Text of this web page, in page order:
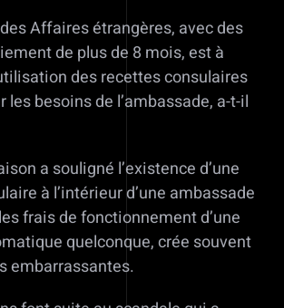
Affaires étrangères, avec des
de plus de 8 mois, est à
des recettes consulaires
les besoins de l’ambassade, a-t-il
a souligné l’existence d’une
à l’intérieur d’une ambassade
frais de fonctionnement d’une
quelconque, crée souvent
embarrassantes.